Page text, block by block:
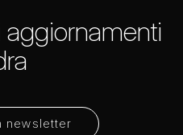
newsletter
aggiornamenti